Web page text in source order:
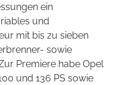
ein
und
mit bis zu sieben
sowie
Premiere habe Opel
und 136 PS sowie